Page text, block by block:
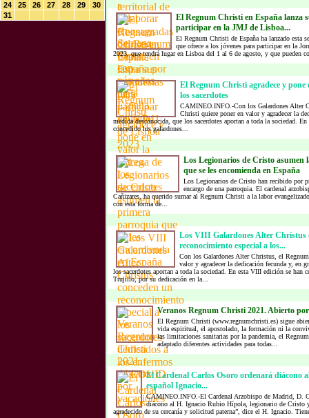
24
25 26 27 28 29
30
31
El Regnum Christi en España lanza
participar en la JMJ de Lisboa...
El Regnum Christi de España ha lanzado esta
que ofrece a los jóvenes para participar en la
2023, que tendrá lugar en Lisboa del 1 al 6 de agosto, y que pueden
El Regnum Christi agradece y pone
los sacerdotes
CAMINEO.INFO.-Con los Galardones Alter
Christi quiere poner en valor y agradecer la
medida desconocida, que los sacerdotes aportan a toda la sociedad.
concedido los galardones...
Los Legionarios de Cristo
que se les encomienda en España
Los Legionarios de Cristo han recibido por
encargo de una parroquia. El cardenal
Cañizares, ha querido sumar al Regnum Christi a la labor
con esta forma de...
Los VIII Galardones Alter Christus
reconocimiento especial a los...
Con los Galardones Alter Christus, el
valor y agradecer la dedicación fecunda y, en
los sacerdotes aportan a toda la sociedad. En esta VIII edición se han
Trujillo, por su dedicación en la...
Veranos Regnum Christi 2021. Abierto por
El Regnum Christi (www.regnumchristi.es) sigue
vida espiritual, el apostolado, la formación ni la
las limitaciones sanitarias por la pandemia, el
adaptado diferentes actividades para todas...
El Cardenal Carlos Osoro ordenará diácono
español Ignacio...
CAMINEO.INFO.-El Cardenal Arzobispo de Madrid, D.
diácono al H. Ignacio Rubio Hípola, legionario de Cristo
agradecido de su cercanía y solicitud paterna”, dice el H. Ignacio.